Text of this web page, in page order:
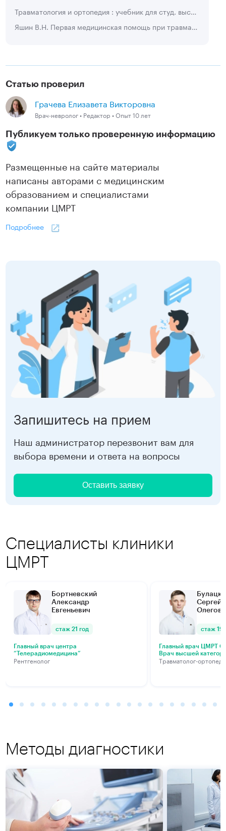
Травматология и ортопедия : учебник для студ. высш. учеб, заведений / [Г. М. Кавалерский, Л. Л. Силин, А. В. Гаркави и др.] ; под ред. Г. М. Кава лерского. — 2-е изд., перераб. и доп. — М. : Издательский центр «Академия», 2008. — 624 с
Яшин В.Н. Первая медицинская помощь при травмах и несчастных случаях // Медицинская сестра. 2009. №6.
Статью проверил
Грачева Елизавета Викторовна
Врач-невролог • Редактор • Опыт 10 лет
Публикуем только проверенную информацию
Размещенные на сайте материалы
написаны авторами с медицинским
образованием и специалистами
компании ЦМРТ
Подробнее
Запишитесь на прием
Наш администратор перезвонит вам для
выбора времени и ответа на вопросы
Оставить заявку
Специалисты клиники
ЦМРТ
Бортневский
Александр
Евгеньевич
стаж 21 год
Главный врач центра
“Телерадиомедицина”
Рентгенолог
Сергей
стаж 19
Главный врач ЦМРТ
Врач высшей
Травматолог-ортопед
Методы диагностики